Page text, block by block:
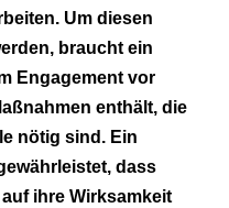
Um diesen
braucht ein
Engagement vor
enthält, die
nötig sind. Ein
dass
ihre Wirksamkeit